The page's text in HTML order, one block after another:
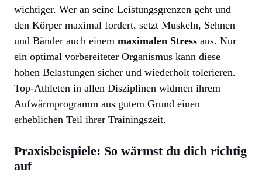
wichtiger. Wer an seine Leistungsgrenzen geht und
den Körper maximal fordert, setzt Muskeln, Sehnen
und Bänder auch einem maximalen Stress aus. Nur
ein optimal vorbereiteter Organismus kann diese
hohen Belastungen sicher und wiederholt tolerieren.
Top-Athleten in allen Disziplinen widmen ihrem
Aufwärmprogramm aus gutem Grund einen
erheblichen Teil ihrer Trainingszeit.
Praxisbeispiele: So wärmst du dich richtig
auf